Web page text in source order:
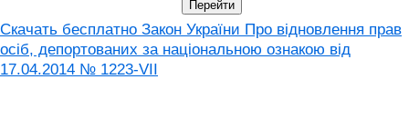
Скачать бесплатно Закон України Про відновлення прав
осіб, депортованих за національною ознакою від
17.04.2014 № 1223-VII